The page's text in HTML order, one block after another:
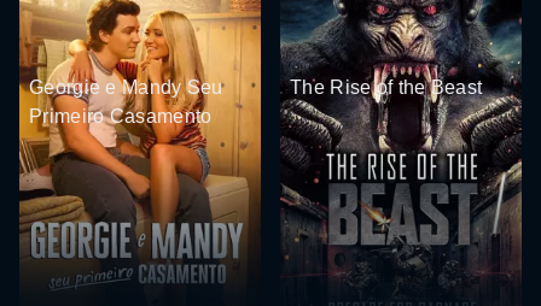
Georgie e Mandy Seu
Primeiro Casamento
The Rise of the Beast